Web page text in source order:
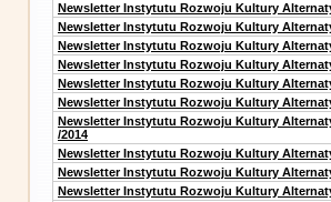
Newsletter Instytutu Rozwoju Kultury
Newsletter Instytutu Rozwoju Kultury
Newsletter Instytutu Rozwoju Kultury
Newsletter Instytutu Rozwoju Kultury
Newsletter Instytutu Rozwoju Kultury
Newsletter Instytutu Rozwoju Kultury
Newsletter Instytutu Rozwoju Kultury
/2014
Newsletter Instytutu Rozwoju Kultury
Newsletter Instytutu Rozwoju Kultury
Newsletter Instytutu Rozwoju Kultury